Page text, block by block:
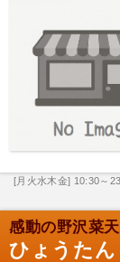
[月火水木金] 10:30～
感動の野沢菜
ひょうたん